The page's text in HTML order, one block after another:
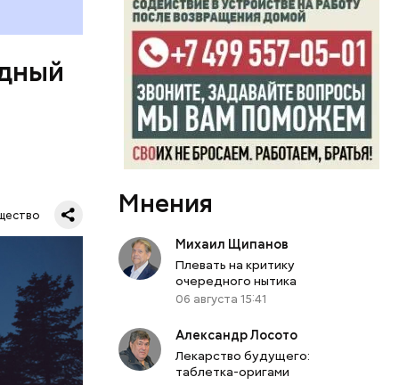
— в
Мнения
Михаил Щипанов
Плевать на критику
очередного нытика
06 августа 15:41
Александр Лосото
Лекарство будущего:
таблетка-оригами